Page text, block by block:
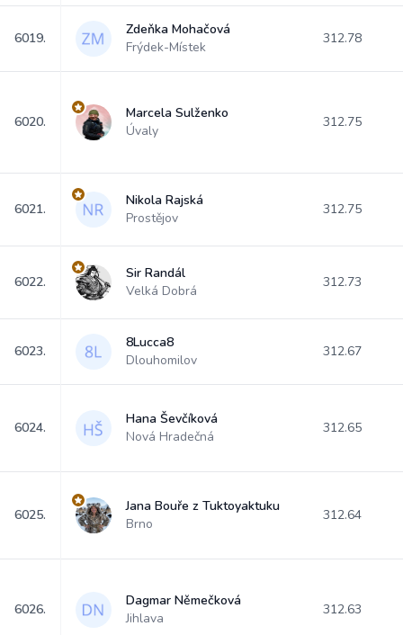
6019.
Zdeňka Mohačová
Frýdek-Místek
312.78
6020.
Marcela Sulženko
Úvaly
312.75
6021.
Nikola Rajská
Prostějov
312.75
6022.
Sir Randál
Velká Dobrá
312.73
6023.
8Lucca8
Dlouhomilov
312.67
6024.
Hana Ševčíková
Nová Hradečná
312.65
6025.
Jana Bouře z Tuktoyaktuku
Brno
312.64
6026.
Dagmar Němečková
Jihlava
312.63